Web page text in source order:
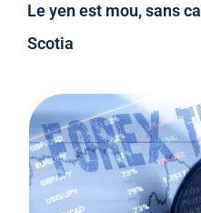
Le yen est mou, sans
Scotia